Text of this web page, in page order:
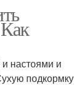
настоями и
подкормку